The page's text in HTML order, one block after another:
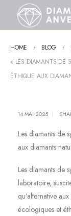
HOME BLOG
« LES DIAMANTS DE
ÉTHIQUE AUX
14 MAI 2025
Les diamants de
aux diamants
Les diamants de
laboratoire,
qu’alternative
écologiques et